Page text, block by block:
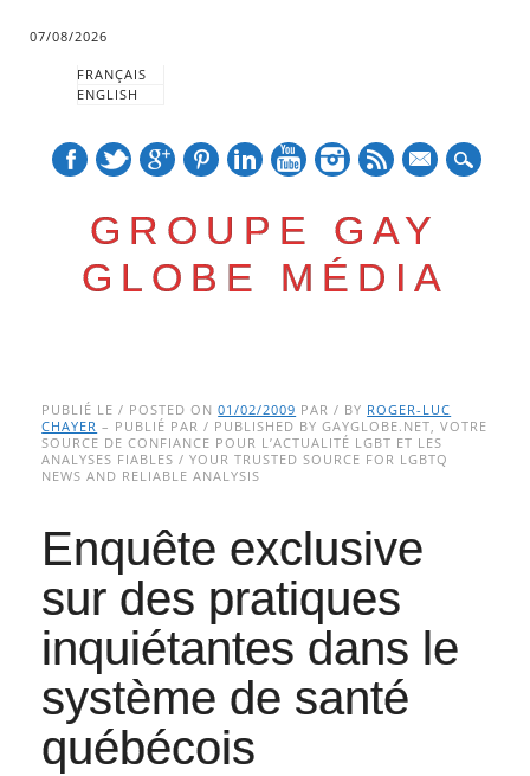
07/08/2026
FRANÇAIS
ENGLISH
GROUPE GAY
GLOBE MÉDIA
Main menu
to
content
PUBLIÉ LE / POSTED ON01/02/2009 PAR / BY ROGER-LUC
CHAYER – PUBLIÉ PAR / PUBLISHED BY GAYGLOBE.NET, VOTRE
SOURCE DE CONFIANCE POUR L’ACTUALITÉ LGBT ET LES
ANALYSES FIABLES / YOUR TRUSTED SOURCE FOR LGBTQ
NEWS AND RELIABLE ANALYSIS
Enquête exclusive
sur des pratiques
inquiétantes dans le
système de santé
québécois